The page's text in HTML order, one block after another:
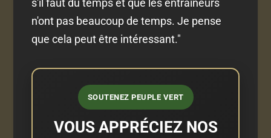
n'ont pas beaucoup de temps. Je pense
que cela peut être intéressant."
SOUTENEZ PEUPLE VERT
VOUS APPRÉCIEZ NOS